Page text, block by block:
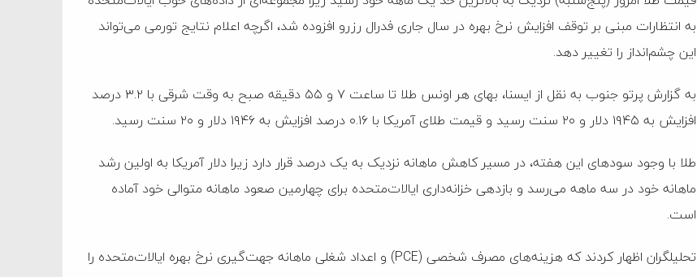
به انتظارات مبنی بر توقف افزایش نرخ بهره در سال جاری فدرال رزرو افزوده شد، اگرچه اعلام نتایج تورمی می‌تواند
این چشم‌انداز را تغییر دهد.
به گزارش پرتو جنوب به نقل از ایسنا، بهای هر اونس طلا تا ساعت ۷ و ۵۵ دقیقه صبح به وقت شرقی با ۳.۲ درصد
افزایش به ۱۹۴۵ دلار و ۲۰ سنت رسید و قیمت طلای آمریکا با ۰.۱۶ درصد افزایش به ۱۹۴۶ دلار و ۲۰ سنت رسید.
طلا با وجود سودهای این هفته، در مسیر کاهش ماهانه نزدیک به یک درصد قرار دارد زیرا دلار آمریکا به اولین رشد
ماهانه خود در سه ماهه می‌رسد و بازدهی خزانه‌داری ایالات‌متحده برای چهارمین صعود ماهانه متوالی خود آماده
است.
تحلیلگران اظهار کردند که هزینه‌های مصرف شخصی (PCE) و اعداد شغلی ماهانه جهت‌گیری نرخ بهره ایالات‌متحده را